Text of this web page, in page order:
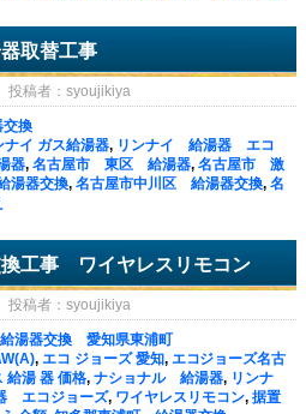
取替工事
稿者：syoujikiya
交換
ナイ ガス給湯器, リンナイ 給湯器 エコ
器, 名古屋市 東区 給湯器, 名古屋市 激
湯器交換, 名古屋市中川区 給湯器交換, 名
工事 ワイヤレスリモコン
稿者：syoujikiya
給湯器交換 愛知県東浦町
, エコ ジョーズ 愛知, エコジョーズ名古
給湯 器 価格, ナショナル 給湯器, リンナ
エコジョーズ, ワイヤレスリモコン, 据置